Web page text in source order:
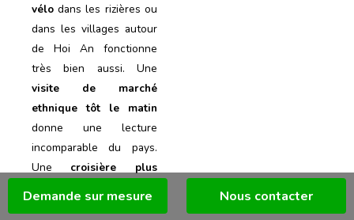
vélo dans les rizières ou
dans les villages autour
de Hoi An fonctionne
très bien aussi. Une
visite de marché
ethnique tôt le matin
donne une lecture
incomparable du pays.
Une croisière plus
Demande sur mesure Nous contacter